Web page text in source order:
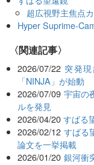
超広視野主焦点
Hyper Suprime-
関連記事
2026/07/22 突発
「NINJA」が始動
2026/07/09 宇宙の
ルを発見
2026/04/20 すばる
2026/02/12 すばる
論文を一挙掲載
2026/01/20 銀河衝